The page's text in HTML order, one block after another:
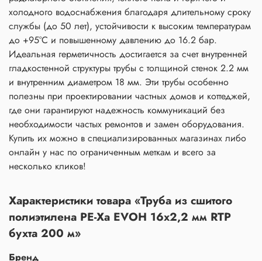
холодного водоснабжения благодаря длительному сроку
службы (до 50 лет), устойчивости к высоким температурам
до +95°C и повышенному давлению до 16.2 бар.
Идеальная герметичность достигается за счет внутренней
гладкостенной структуры трубы с толщиной стенок 2.2 мм
и внутренним диаметром 18 мм. Эти трубы особенно
полезны при проектировании частных домов и коттеджей,
где они гарантируют надежность коммуникаций без
необходимости частых ремонтов и замен оборудования.
Купить их можно в специализированных магазинах либо
онлайн у нас по ограниченным меткам и всего за
несколько кликов!
Характеристики товара «Труба из сшитого
полиэтилена PE-Xa EVOH 16x2,2 мм RTP
бухта 200 м»
Бренд